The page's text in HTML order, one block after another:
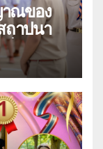
ณของ
ถาปนา
ปี 2569